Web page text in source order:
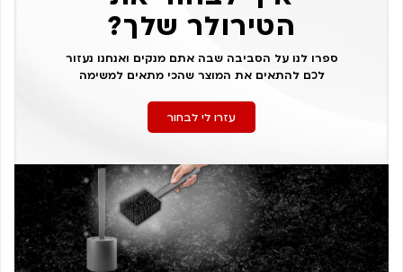
הטירולר שלך?
ספרו לנו על הסביבה שבה אתם מנקים ואנחנו נעזור
לכם להתאים את המוצר שהכי מתאים למשימה
עזרו לי לבחור